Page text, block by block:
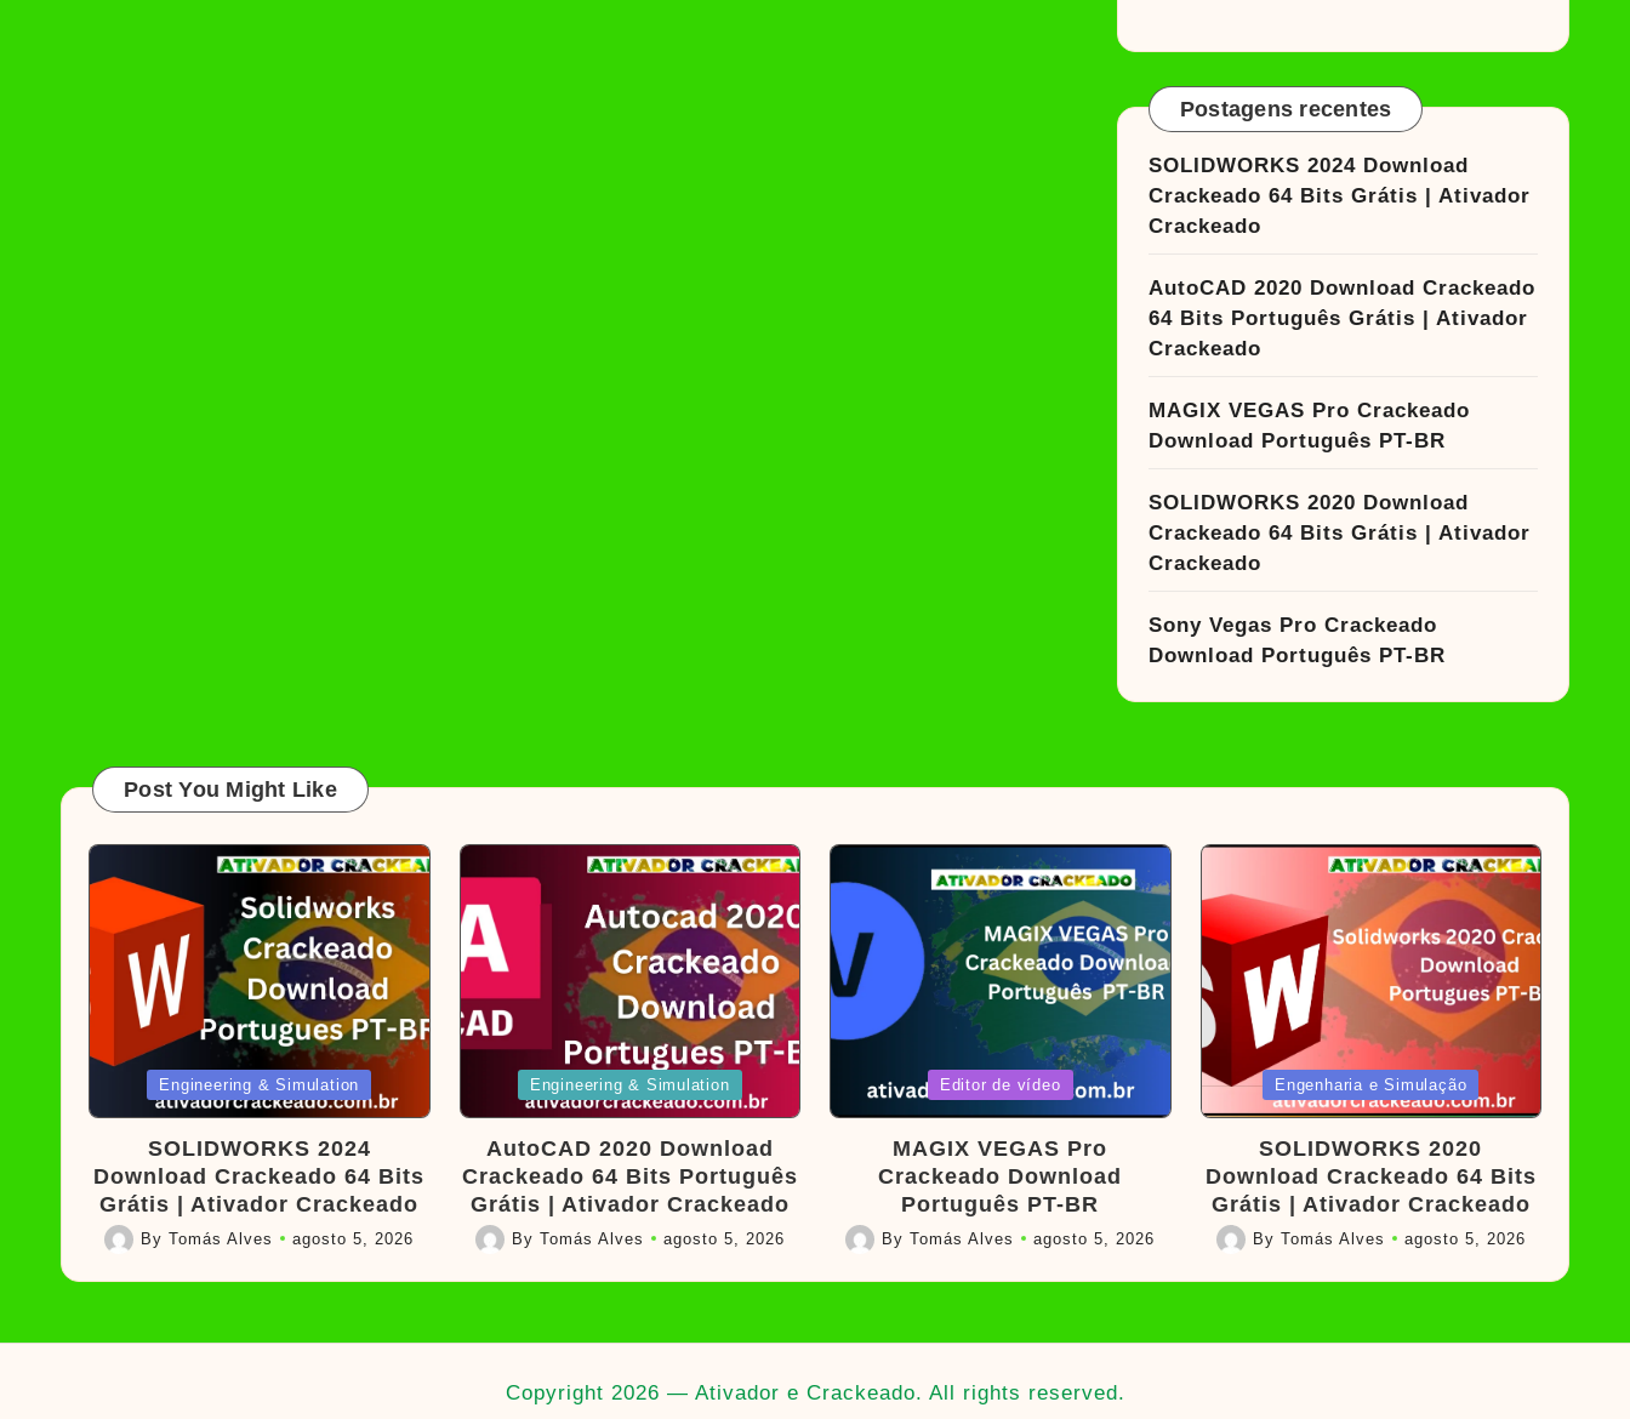
Postagens recentes
SOLIDWORKS 2024 Download
Crackeado 64 Bits Grátis | Ativador
Crackeado
AutoCAD 2020 Download Crackeado
64 Bits Português Grátis | Ativador
Crackeado
MAGIX VEGAS Pro Crackeado
Download Português PT-BR
SOLIDWORKS 2020 Download
Crackeado 64 Bits Grátis | Ativador
Crackeado
Sony Vegas Pro Crackeado
Download Português PT-BR
Post You Might Like
Posted
in
Engineering & Simulation
SOLIDWORKS 2024
Download Crackeado 64 Bits
Grátis | Ativador Crackeado
Posted
by
ByTomás Alves agosto 5, 2026
Posted
in
Engineering & Simulation
AutoCAD 2020 Download
Crackeado 64 Bits Português
Grátis | Ativador Crackeado
Posted
by
By Tomás Alves agosto 5, 2026
Posted
in
Editor de vídeo
MAGIX VEGAS Pro
Crackeado Download
Português PT-BR
Posted
by
ByTomás Alves agosto 5, 2026
Posted
in
Engenharia e Simulação
SOLIDWORKS 2020
Download Crackeado 64 Bits
Grátis | Ativador Crackeado
Posted
by
By Tomás Alves agosto 5, 2026
Copyright 2026 — Ativador e Crackeado. All rights reserved.